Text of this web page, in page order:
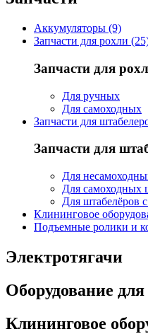
Аккумуляторы (9)
Запчасти для рохли
Запчасти для
Для ручных
Для самоходных
Запчасти для
Запчасти для
Для
Для самоходных
Для штабелёров
Клининговое
Подъемные ролики и
Электротягачи
Оборудование
Клининговое